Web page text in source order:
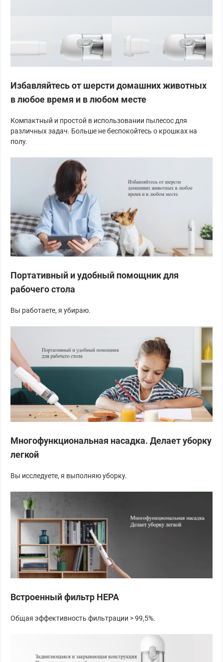
Избавляйтесь от шерсти домашних животных
в любое время и в любом месте
Компактный и простой в использовании пылесос для
различных задач. Больше не беспокойтесь о крошках на
полу.
Портативный и удобный помощник для
рабочего стола
Вы работаете, я убираю.
Многофункциональная насадка. Делает уборку
легкой
Вы исследуете, я выполняю уборку.
Встроенный фильтр HEPA
Общая эффективность фильтрации > 99,5%.